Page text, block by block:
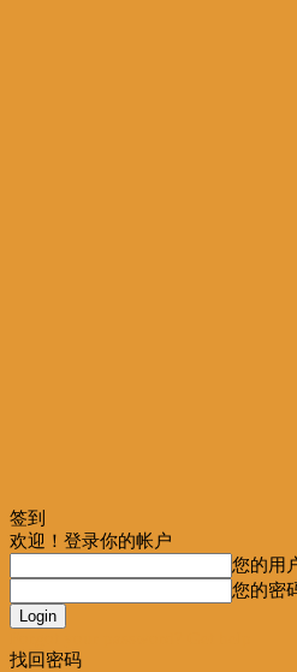
签到
欢迎！登录你的帐户
您的用
您的密
找回密码